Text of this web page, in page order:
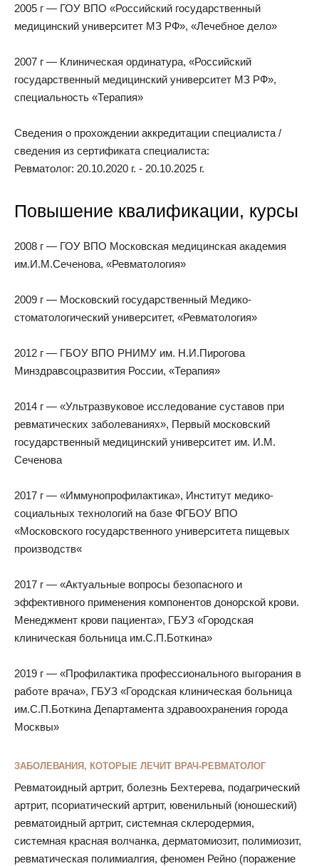
2005 г — ГОУ ВПО «Российский государственный
медицинский университет МЗ РФ», «Лечебное дело»
2007 г — Клиническая ординатура, «Российский
государственный медицинский университет МЗ РФ»,
специальность «Терапия»
Сведения о прохождении аккредитации специалиста /
сведения из сертификата специалиста:
Ревматолог: 20.10.2020 г. - 20.10.2025 г.
Повышение квалификации, курсы
2008 г — ГОУ ВПО Московская медицинская академия
им.И.М.Сеченова, «Ревматология»
2009 г — Московский государственный Медико-
стоматологический университет, «Ревматология»
2012 г — ГБОУ ВПО РНИМУ им. Н.И.Пирогова
Минздравсоцразвития России, «Терапия»
2014 г — «Ультразвуковое исследование суставов при
ревматических заболеваниях», Первый московский
государственный медицинский университет им. И.М.
Сеченова
2017 г — «Иммунопрофилактика», Институт медико-
социальных технологий на базе ФГБОУ ВПО
«Московского государственного университета пищевых
производств«
2017 г — «Актуальные вопросы безопасного и
эффективного применения компонентов донорской крови.
Менеджмент крови пациента», ГБУЗ «Городская
клиническая больница им.С.П.Боткина»
2019 г — «Профилактика профессионального выгорания в
работе врача», ГБУЗ «Городская клиническая больница
им.С.П.Боткина Департамента здравоохранения города
Москвы»
ЗАБОЛЕВАНИЯ, КОТОРЫЕ ЛЕЧИТ ВРАЧ-РЕВМАТОЛОГ
Ревматоидный артрит, болезнь Бехтерева, подагрический
артрит, псориатический артрит, ювенильный (юношеский)
ревматоидный артрит, системная склеродермия,
системная красная волчанка, дерматомиозит, полимиозит,
ревматическая полимиалгия, феномен Рейно (поражение